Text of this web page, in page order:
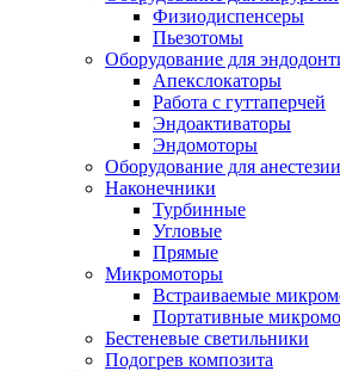
Физиодиспенсеры
Пьезотомы
Оборудование для
Апекслокаторы
Работа с гуттаперчей
Эндоактиваторы
Эндомоторы
Оборудование для анестезии
Наконечники
Турбинные
Угловые
Прямые
Микромоторы
Встраиваемые
Портативные
Бестеневые светильники
Подогрев композита